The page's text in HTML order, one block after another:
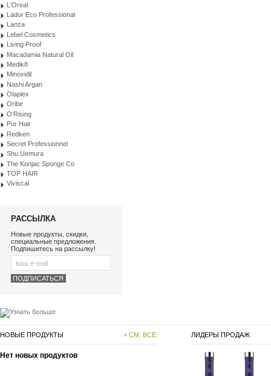
L'Oreal
Lador Eco Professional
Lanza
Lebel Cosmetics
Living Proof
Macadamia Natural Oil
Medik8
Minoxidil
Nashi Argan
Olaplex
Oribe
O’Rising
Pur Hair
Redken
Secret Professionnel
Shu Uemura
The Konjac Sponge Co
TOP HAIR
Viviscal
РАССЫЛКА
Новые продукты, скидки,
специальные предложения.
Подпишитесь на рассылку!
НОВЫЕ ПРОДУКТЫ + СМ. ВСЕ
Нет новых продуктов
ЛИДЕРЫ ПРОДАЖ